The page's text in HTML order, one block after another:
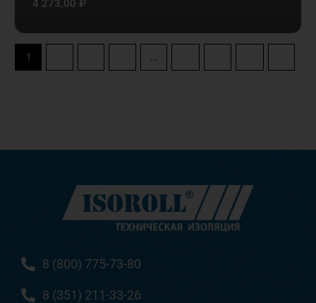
4 273,00 ₽
1 …
8 (800) 775-73-80
8 (351) 211-33-26